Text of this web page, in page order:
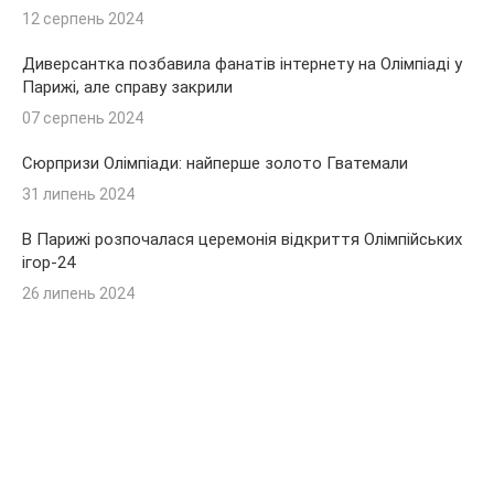
12 серпень 2024
Диверсантка позбавила фанатів інтернету на Олімпіаді у
Парижі, але справу закрили
07 серпень 2024
Сюрпризи Олімпіади: найперше золото Гватемали
31 липень 2024
В Парижі розпочалася церемонія відкриття Олімпійських
ігор-24
26 липень 2024